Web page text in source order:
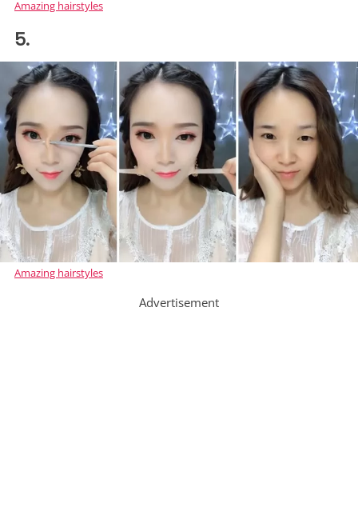
Amazing hairstyles
5.
Amazing hairstyles
Advertisement